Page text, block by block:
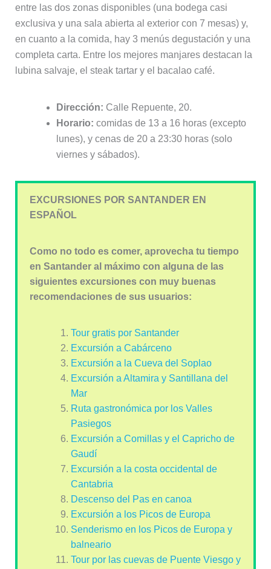
entre las dos zonas disponibles (una bodega casi
exclusiva y una sala abierta al exterior con 7 mesas) y,
en cuanto a la comida, hay 3 menús degustación y una
completa carta. Entre los mejores manjares destacan la
lubina salvaje, el steak tartar y el bacalao café.
Dirección: Calle Repuente, 20.
Horario: comidas de 13 a 16 horas (excepto
lunes), y cenas de 20 a 23:30 horas (solo
viernes y sábados).
EXCURSIONES POR SANTANDER EN
ESPAÑOL
Como no todo es comer, aprovecha tu tiempo
en Santander al máximo con alguna de las
siguientes excursiones con muy buenas
recomendaciones de sus usuarios:
Tour gratis por Santander
Excursión a Cabárceno
Excursión a la Cueva del Soplao
Excursión a Altamira y Santillana del
Mar
Ruta gastronómica por los Valles
Pasiegos
Excursión a Comillas y el Capricho de
Gaudí
Excursión a la costa occidental de
Cantabria
Descenso del Pas en canoa
Excursión a los Picos de Europa
Senderismo en los Picos de Europa y
balneario
Tour por las cuevas de Puente Viesgo y